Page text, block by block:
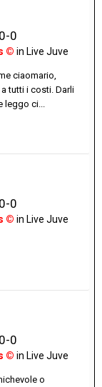
0
© in Live Juve
ciaomario,
tutti i costi. Darli
leggo ci...
0
© in Live Juve
0
© in Live Juve
o